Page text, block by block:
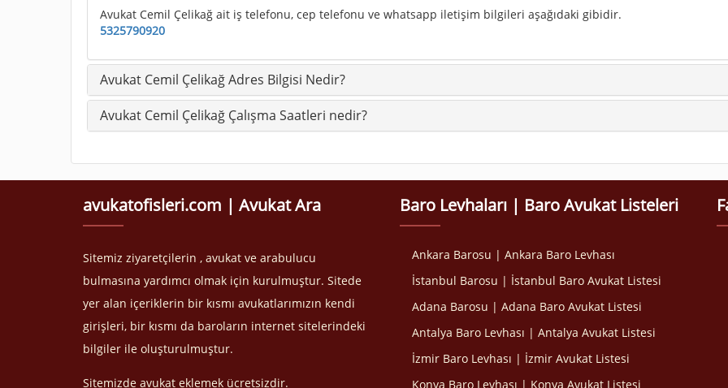
Avukat Cemil Çelikağ ait iş telefonu, cep telefonu ve whatsapp iletişim bilgileri aşağıdaki gibidir.
5325790920
Avukat Cemil Çelikağ Adres Bilgisi Nedir?
Avukat Cemil Çelikağ Çalışma Saatleri nedir?
avukatofisleri.com | Avukat Ara
Sitemiz ziyaretçilerin , avukat ve arabulucu
bulmasına yardımcı olmak için kurulmuştur. Sitede
yer alan içeriklerin bir kısmı avukatlarımızın kendi
girişleri, bir kısmı da baroların internet sitelerindeki
bilgiler ile oluşturulmuştur.
Sitemizde avukat eklemek ücretsizdir.
Baro Levhaları | Baro Avukat Listeleri
Ankara Barosu | Ankara Baro Levhası
İstanbul Barosu | İstanbul Baro Avukat Listesi
Adana Barosu | Adana Baro Avukat Listesi
Antalya Baro Levhası | Antalya Avukat Listesi
İzmir Baro Levhası | İzmir Avukat Listesi
Konya Baro Levhası | Konya Avukat Listesi